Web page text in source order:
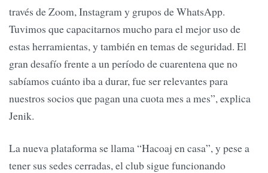
través de Zoom, Instagram y grupos de WhatsApp.
Tuvimos que capacitarnos mucho para el mejor uso de
estas herramientas, y también en temas de seguridad. El
gran desafío frente a un período de cuarentena que no
sabíamos cuánto iba a durar, fue ser relevantes para
nuestros socios que pagan una cuota mes a mes”, explica
Jenik.
La nueva plataforma se llama “Hacoaj en casa”, y pese a
tener sus sedes cerradas, el club sigue funcionando